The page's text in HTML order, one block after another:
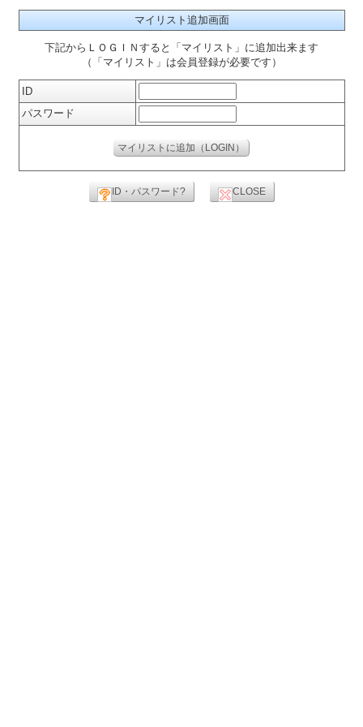
マイリスト追加画面
下記からＬＯＧＩＮすると「マイリスト」に追加出来ます
（「マイリスト」は会員登録が必要です）
ID
パスワード
ID・パスワード? CLOSE